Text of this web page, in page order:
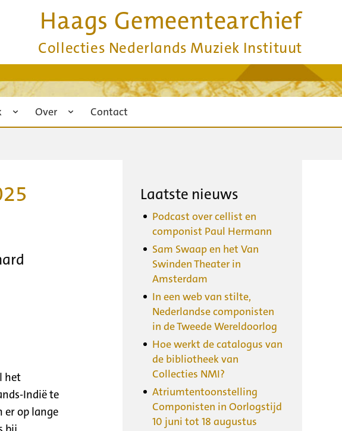
Haags Gemeentearchief
Collecties Nederlands Muziek Instituut
Over Contact
het
Indië te
er op lange
Laatste nieuws
Podcast over cellist en
componist Paul Hermann
Sam Swaap en het Van
Swinden Theater in
Amsterdam
In een web van stilte,
Nederlandse componisten
in de Tweede Wereldoorlog
Hoe werkt de catalogus van
de bibliotheek van
Collecties NMI?
Atriumtentoonstelling
Componisten in Oorlogstijd
10 juni tot 18 augustus